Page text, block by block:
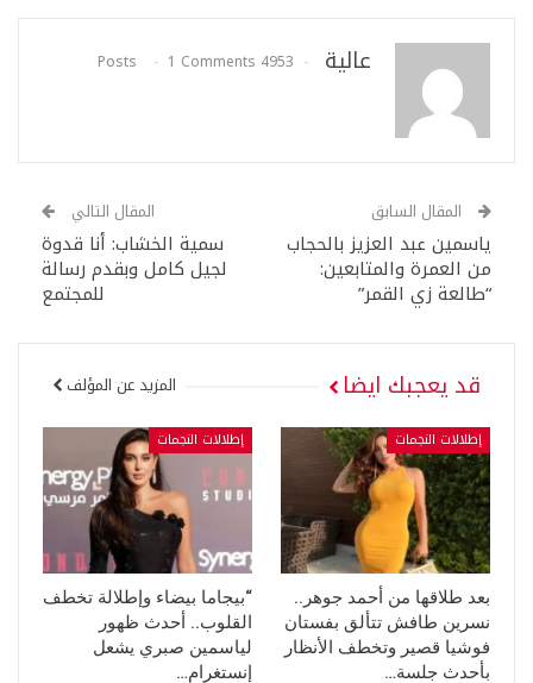
عالية 4953 Posts
1 Comments
المقال السابق
ياسمين عبد العزيز بالحجاب
من العمرة والمتابعين:
“طالعة زي القمر”
المقال التالي
سمية الخشاب: أنا قدوة
لجيل كامل وبقدم رسالة
للمجتمع
قد يعجبك ايضا المزيد عن المؤلف
إطلالات النجمات
بعد طلاقها من أحمد جوهر..
نسرين طافش تتألق بفستان
فوشيا قصير وتخطف الأنظار
بأحدث جلسة…
إطلالات النجمات
“بيجاما بيضاء وإطلالة تخطف
القلوب.. أحدث ظهور
لياسمين صبري يشعل
إنستغرام…